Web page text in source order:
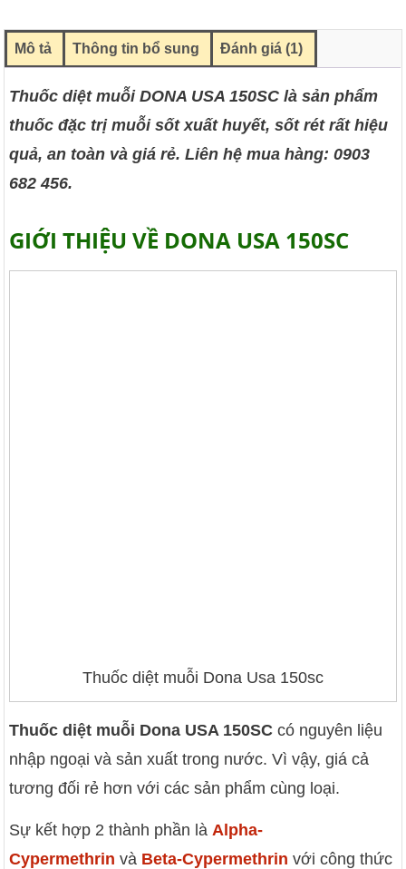
Mô tả Thông tin bổ sung Đánh giá (1)
Thuốc diệt muỗi DONA USA 150SC là sản phẩm
thuốc đặc trị muỗi sốt xuất huyết, sốt rét rất hiệu
quả, an toàn và giá rẻ. Liên hệ mua hàng: 0903
682 456.
GIỚI THIỆU VỀ DONA USA 150SC
Thuốc diệt muỗi Dona Usa 150sc
Thuốc diệt muỗi Dona USA 150SC có nguyên liệu
nhập ngoại và sản xuất trong nước. Vì vậy, giá cả
tương đối rẻ hơn với các sản phẩm cùng loại.
Sự kết hợp 2 thành phần là Alpha-
Cypermethrin và Beta-Cypermethrin với công thức